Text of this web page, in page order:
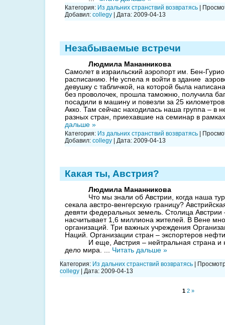
Категория: Из дальних странствий возвратясь |
Добавил: collegy | Дата: 2009-04-13
Незабываемые встречи
Людмила Мананникова
Самолет в израильский аэропорт им. Бен-
расписанию. Не успела я войти в здание
девушку с табличкой, на которой была
без проволочек, прошла таможню, получила
посадили в машину и повезли за 25
Акко. Там сейчас находилась наша группа – в
разных стран, приехавшие на семинар в
дальше »
Категория: Из дальних странствий возвратясь |
Добавил: collegy | Дата: 2009-04-13
Какая ты, Австрия?
Людмила Мананникова
Что мы знали об Австрии, когда наша
секала австро-венгерскую границу?
девяти федеральных земель. Столица
насчитывает 1,6 миллиона жителей. В Вене
организаций. Три важных учреждения
Наций. Организации стран – экспортеров
И еще, Австрия – нейтральная страна и
дело мира.
Читать дальше »
Категория: Из дальних странствий возвратясь |
collegy | Дата: 2009-04-13
1 2 »